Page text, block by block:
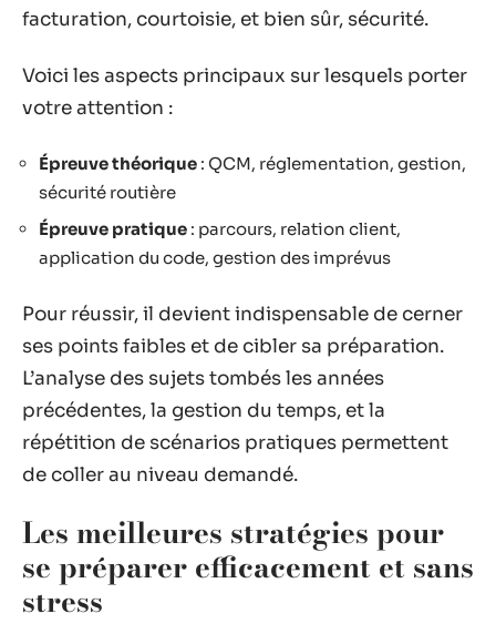
facturation, courtoisie, et bien sûr, sécurité.
Voici les aspects principaux sur lesquels porter
votre attention :
Épreuve théorique : QCM, réglementation, gestion,
sécurité routière
Épreuve pratique : parcours, relation client,
application du code, gestion des imprévus
Pour réussir, il devient indispensable de cerner
ses points faibles et de cibler sa préparation.
L’analyse des sujets tombés les années
précédentes, la gestion du temps, et la
répétition de scénarios pratiques permettent
de coller au niveau demandé.
Les meilleures stratégies pour
se préparer efficacement et sans
stress